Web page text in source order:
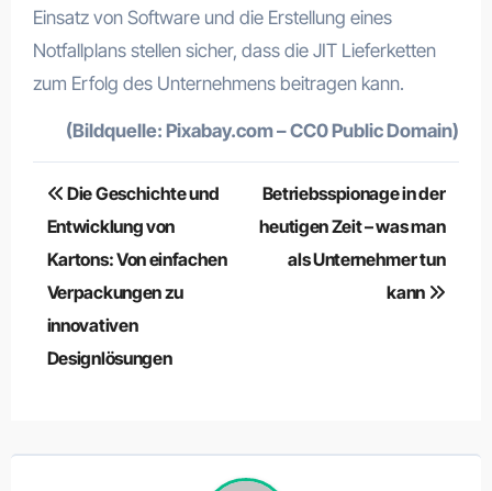
Einsatz von Software und die Erstellung eines
Notfallplans stellen sicher, dass die JIT Lieferketten
zum Erfolg des Unternehmens beitragen kann.
(Bildquelle: Pixabay.com – CC0 Public Domain)
Beitragsnavigation
Die Geschichte und
Entwicklung von
Kartons: Von einfachen
Verpackungen zu
innovativen
Designlösungen
Betriebsspionage in der
heutigen Zeit – was man
als Unternehmer tun
kann